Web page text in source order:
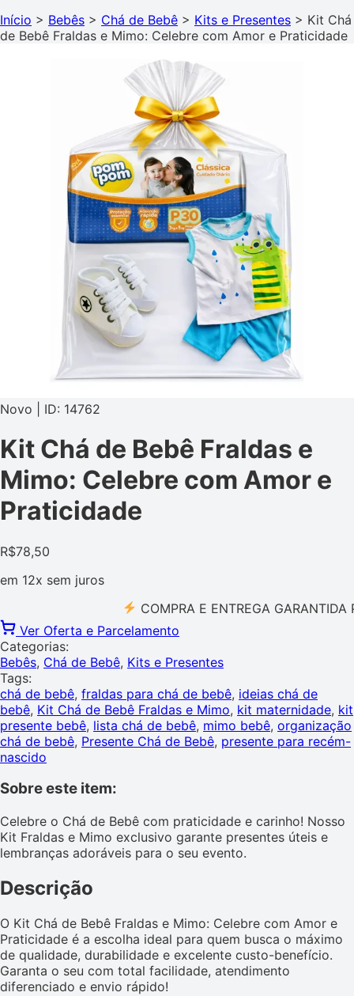
Início > Bebês > Chá de Bebê > Kits e Presentes > Kit Chá
de Bebê Fraldas e Mimo: Celebre com Amor e Praticidade
Novo | ID: 14762
Kit Chá de Bebê Fraldas e
Mimo: Celebre com Amor e
Praticidade
R$78,50
em 12x sem juros
COMPRA E ENTREGA GARANTIDA PELO
Ver Oferta e Parcelamento
Categorias:
Bebês, Chá de Bebê, Kits e Presentes
Tags:
chá de bebê, fraldas para chá de bebê, ideias chá de
bebê, Kit Chá de Bebê Fraldas e Mimo, kit maternidade, kit
presente bebê, lista chá de bebê, mimo bebê, organização
chá de bebê, Presente Chá de Bebê, presente para recém-
nascido
Sobre este item:
Celebre o Chá de Bebê com praticidade e carinho! Nosso
Kit Fraldas e Mimo exclusivo garante presentes úteis e
lembranças adoráveis para o seu evento.
Descrição
O Kit Chá de Bebê Fraldas e Mimo: Celebre com Amor e
Praticidade é a escolha ideal para quem busca o máximo
de qualidade, durabilidade e excelente custo-benefício.
Garanta o seu com total facilidade, atendimento
diferenciado e envio rápido!